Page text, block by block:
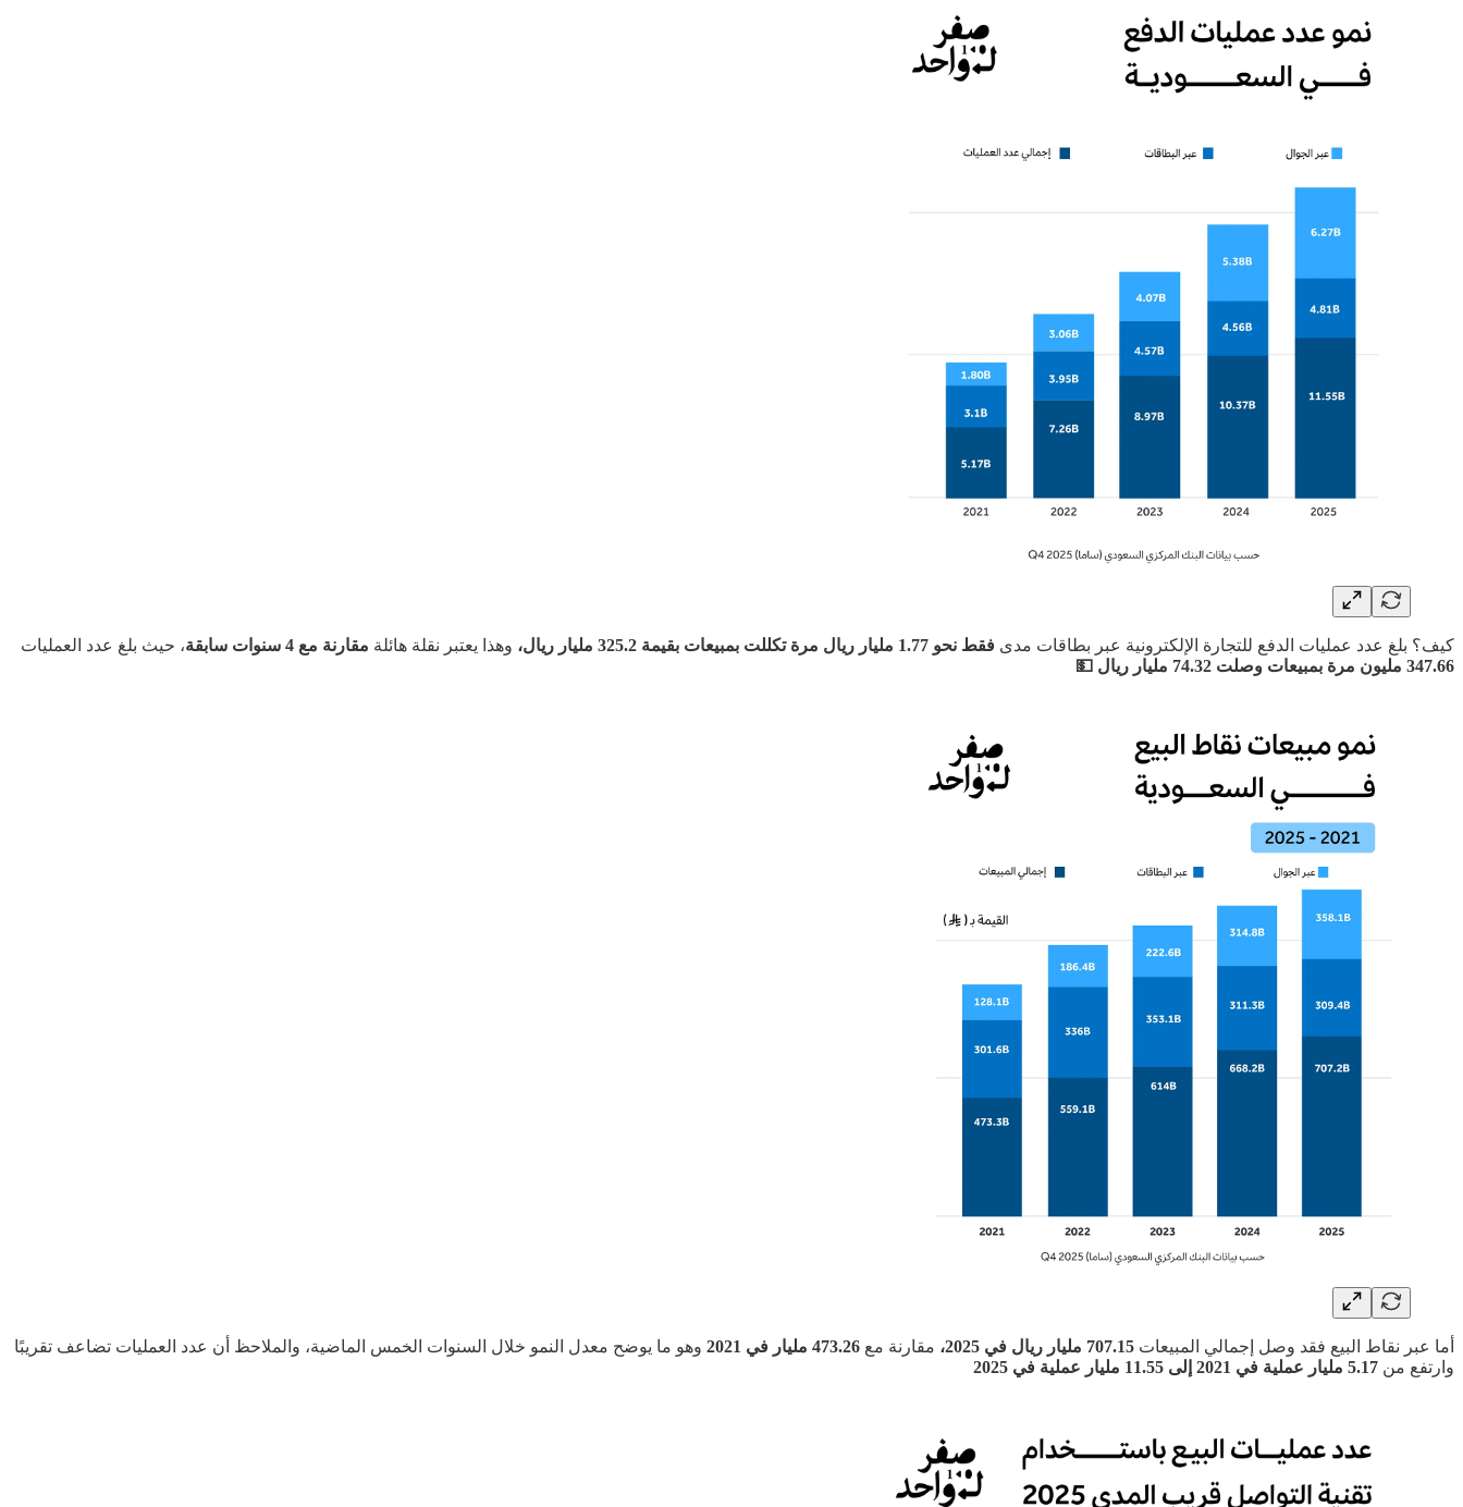
كيف؟ بلغ عدد عمليات الدفع للتجارة الإلكترونية عبر بطاقات مدى فقط نحو 1.77 مليار ريال مرة تكللت بمبيعات بقيمة 325.2 مليار ريال، وهذا يعتبر نقلة هائلة مقارنة مع 4 سنوات سابقة
، حيث بلغ عدد العمليات
347.66 مليون مرة بمبيعات وصلت 74.32 مليار ريال 💵
أما عبر نقاط البيع فقد وصل إجمالي المبيعات 707.15 مليار ريال في 2025، مقارنة مع 473.26 مليار في 2021
وهو ما يوضح معدل النمو خلال السنوات الخمس الماضية، والملاحظ أن عدد العمليات تضاعف تقريبًا
وارتفع من 5.17 مليار عملية في 2021 إلى 11.55 مليار عملية في 2025